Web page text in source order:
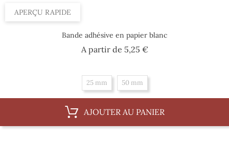
APERÇU RAPIDE
Bande adhésive en papier blanc
A partir de 5,25 €Prix
25 mm 50 mm
AJOUTER AU PANIER